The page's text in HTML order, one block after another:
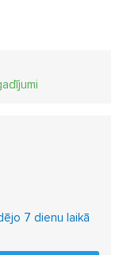
7 dienu laikā